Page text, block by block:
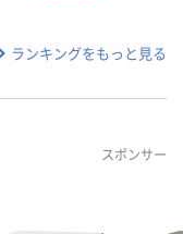
ランキングをもっと見る
スポンサー